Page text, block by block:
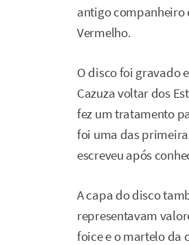
antigo companheiro
Vermelho.
O disco foi gravado
Cazuza voltar dos
fez um tratamento
foi uma das
escreveu após
A capa do disco
representavam
foice e o martelo da